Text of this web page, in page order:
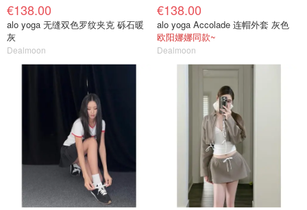
€138.00
alo yoga 无缝双色罗纹夹克 砾石暖
灰
Dealmoon
€138.00
alo yoga Accolade 连帽外套 灰色
欧阳娜娜同款~
Dealmoon